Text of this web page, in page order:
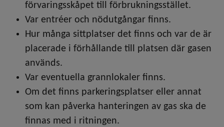
förvaringsskåpet till förbrukningsstället.
Var entréer och nödutgångar finns.
Hur många sittplatser det finns och var de är
placerade i förhållande till platsen där gasen
används.
Var eventuella grannlokaler finns.
Om det finns parkeringsplatser eller annat
som kan påverka hanteringen av gas ska de
finnas med i ritningen.